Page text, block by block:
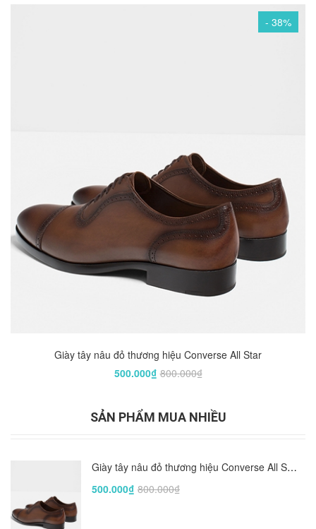
- 38%
Giày tây nâu đỏ thương hiệu Converse All Star
500.000₫800.000₫
SẢN PHẨM MUA NHIỀU
Giày tây nâu đỏ thương hiệu Converse All Star
500.000₫ 800.000₫